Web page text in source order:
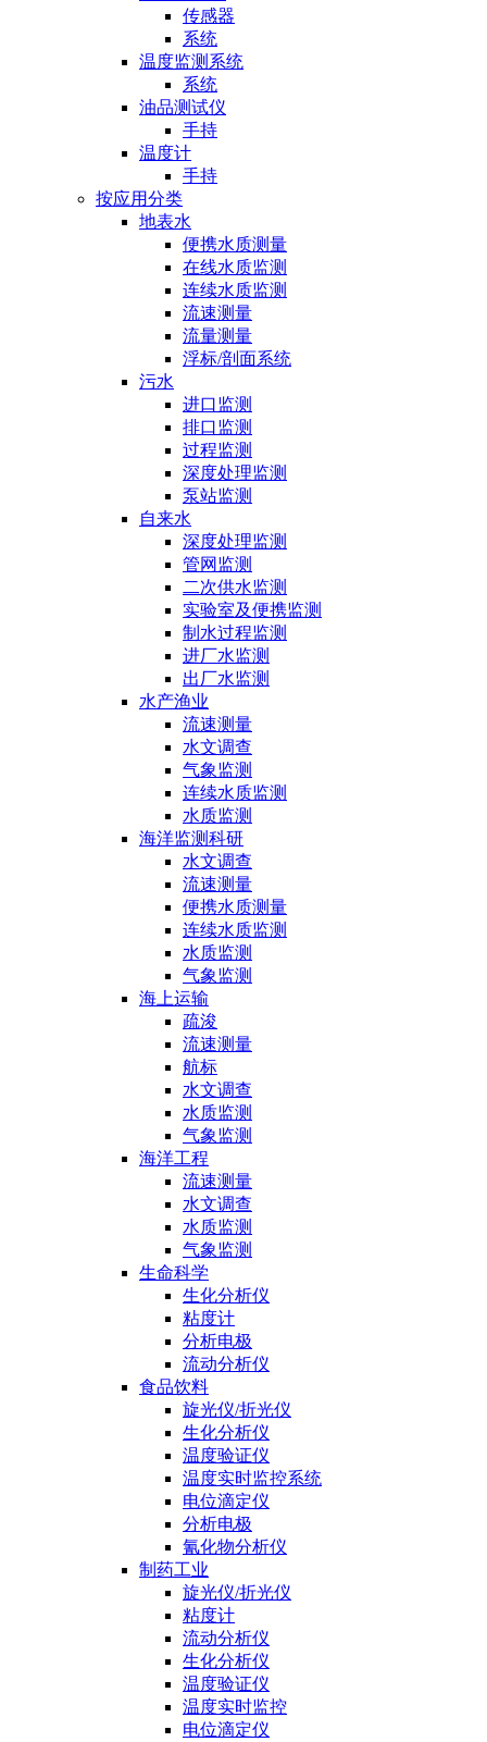
传感器
系统
温度监测系统
系统
油品测试仪
手持
温度计
手持
按应用分类
地表水
便携水质测量
在线水质监测
连续水质监测
流速测量
流量测量
浮标/剖面系统
污水
进口监测
排口监测
过程监测
深度处理监测
泵站监测
自来水
深度处理监测
管网监测
二次供水监测
实验室及便携监测
制水过程监测
进厂水监测
出厂水监测
水产渔业
流速测量
水文调查
气象监测
连续水质监测
水质监测
海洋监测科研
水文调查
流速测量
便携水质测量
连续水质监测
水质监测
气象监测
海上运输
疏浚
流速测量
航标
水文调查
水质监测
气象监测
海洋工程
流速测量
水文调查
水质监测
气象监测
生命科学
生化分析仪
粘度计
分析电极
流动分析仪
食品饮料
旋光仪/折光仪
生化分析仪
温度验证仪
温度实时监控系统
电位滴定仪
分析电极
氰化物分析仪
制药工业
旋光仪/折光仪
粘度计
流动分析仪
生化分析仪
温度验证仪
温度实时监控
电位滴定仪